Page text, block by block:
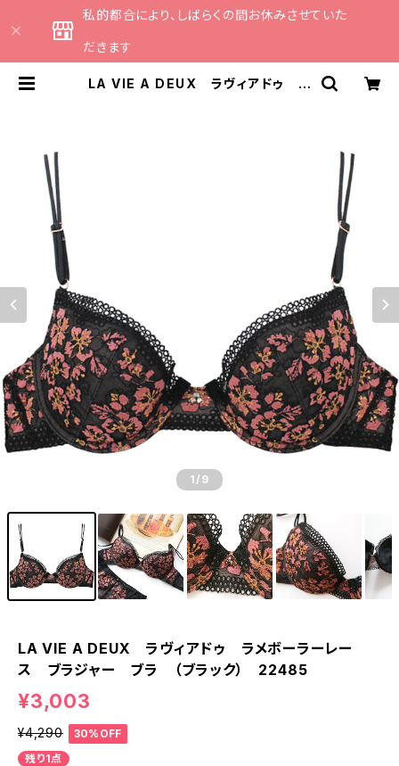
私的都合により、しばらくの間お休みさせていた
だきます
LA VIE A DEUX ラヴィアドゥ ラ
1 /9
LA VIE A DEUX ラヴィアドゥ ラメボーラーレー
ス ブラジャー ブラ （ブラック） 22485
¥3,003
¥4,290
30%OFF
残り1点